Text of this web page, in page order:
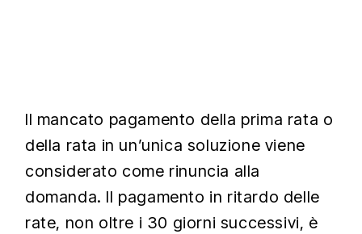
Il mancato pagamento della prima rata o
della rata in un’unica soluzione viene
considerato come rinuncia alla
domanda. Il pagamento in ritardo delle
rate, non oltre i 30 giorni successivi, è